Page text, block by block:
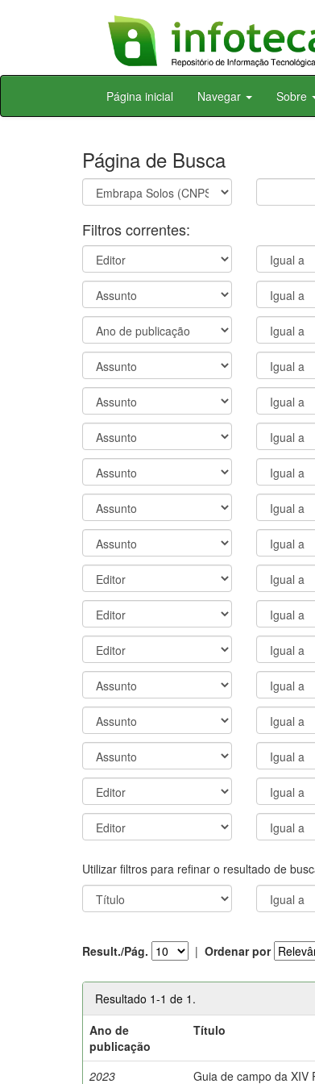
Skip
Página inicial Navegar Sobre
Página de Busca
Filtros correntes:
Utilizar filtros para refinar o resultado de
Result./Pág. | Ordenar por
Resultado 1-1 de 1.
Ano de
publicação
Título
2023
Guia de campo da XIV